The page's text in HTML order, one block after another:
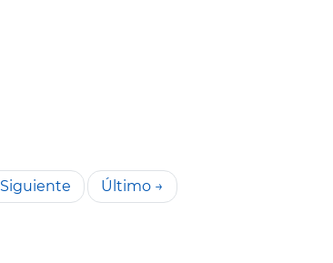
Siguiente Último →